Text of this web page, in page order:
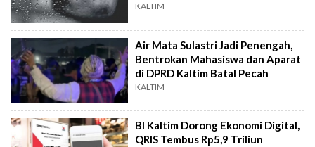
KALTIM
Air Mata Sulastri Jadi Penengah,
Bentrokan Mahasiswa dan Aparat
di DPRD Kaltim Batal Pecah
KALTIM
BI Kaltim Dorong Ekonomi Digital,
QRIS Tembus Rp5,9 Triliun